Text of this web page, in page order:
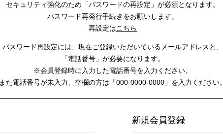
セキュリティ強化のため「パスワードの再設定」が必須となります。
パスワード再発行手続きをお願いします。
再設定はこちら
パスワード再設定には、 現在ご登録いただいているメールアドレスと、
「電話番号」が必要になります。
※会員登録時に入力した電話番号を入力ください。
また電話番号が未入力、空欄の方は 「000-0000-0000」を入力ください。
新規会員登録